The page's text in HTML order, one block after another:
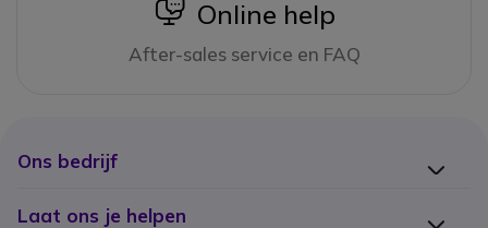
icon
Online help
After-sales service en FAQ
Ons bedrijf
Laat ons je helpen